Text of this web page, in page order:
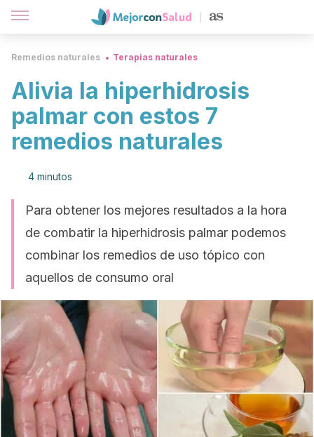
Remedios naturales Terapias naturales
Alivia la hiperhidrosis
palmar con estos 7
remedios naturales
4 minutos
Para obtener los mejores resultados a la hora
de combatir la hiperhidrosis palmar podemos
combinar los remedios de uso tópico con
aquellos de consumo oral